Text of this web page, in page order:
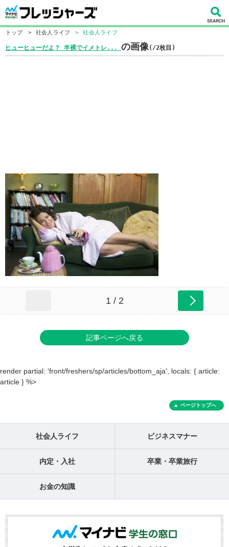
トップ > 社会人ライフ > 社会人ライフ
ヒューヒューだよ？ 半裸でイメトレ... の画像(/2枚目)
1 / 2
記事ページへ戻る
render partial: 'front/freshers/sp/articles/bottom_aja', locals: { article:
article } %>
ページトップへ
社会人ライフ ビジネスマナー
内定・入社 卒業・卒業旅行
お金の知識